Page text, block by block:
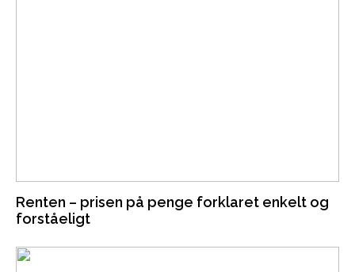
Renten – prisen på penge forklaret enkelt og
forståeligt